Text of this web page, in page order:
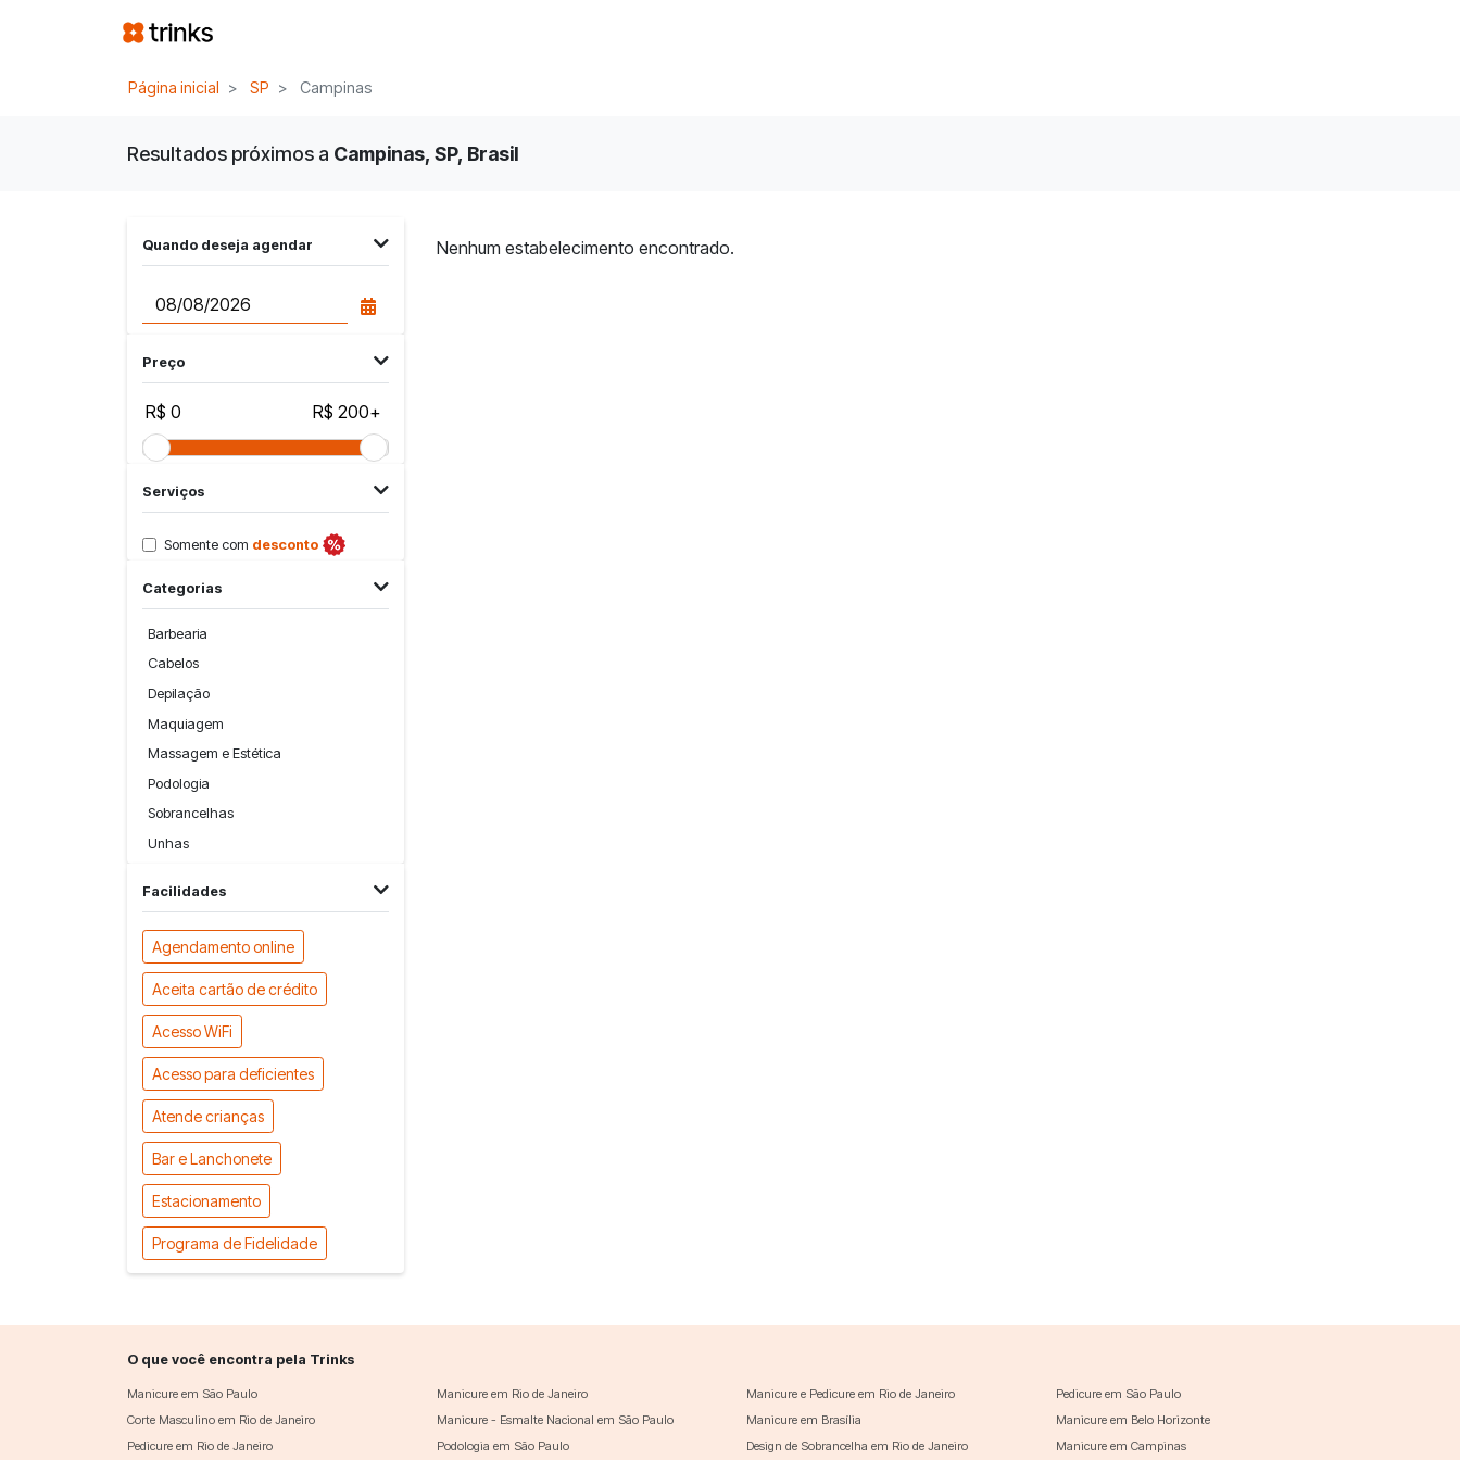
Página inicial SP Campinas
Resultados próximos a Campinas, SP, Brasil
Quando deseja agendar
Preço
R$ 0 R$ 200+
Serviços
Somente com desconto
Categorias
Barbearia
Cabelos
Depilação
Maquiagem
Massagem e Estética
Podologia
Sobrancelhas
Unhas
Facilidades
Agendamento online
Aceita cartão de crédito
Acesso WiFi
Acesso para deficientes
Atende crianças
Bar e Lanchonete
Estacionamento
Programa de Fidelidade
Nenhum estabelecimento encontrado.
O que você encontra pela Trinks
Manicure em São Paulo Manicure em Rio de Janeiro Manicure e Pedicure em Rio de Janeiro
Pedicure em São Paulo
Corte Masculino em Rio de Janeiro
Manicure - Esmalte Nacional em São Paulo Manicure em Brasília
Manicure em Belo Horizonte
Pedicure em Rio de Janeiro
Podologia em São Paulo Design de Sobrancelha em Rio de Janeiro Manicure em Campinas